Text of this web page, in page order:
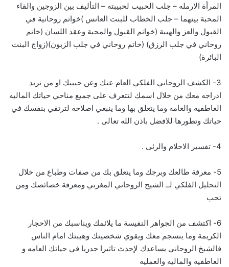
المرأة الارمله – جلب الحبيب لحبيبته – التأليف بين الزوجين والقاء
المحبة بينهما – جلب الخطاب للبنت العانس )خواتم روحانية في
القبول والعز والهيبة (خواتم القبول والمحبة وعقد اللسان (خاتم
روحاني في جلب الرزق) (خاتم روحاني في جلب الزبون)(زواج البنت
البائرة)
3- الكشف الروحاني الفلكي العام عنك وعن حبيبك او من تريد
ادراجه معك من خلال اسمك لتتعرف على جميع مناحي حياتك الماليه
العاطفيه والعامه وما يتعلق بها وما ينبغي اصلاحه لترتقي بنفسك في
حياتك وتطورها للافضل باذن الله تعالى .
4- تفسير الاحلام والرئى .
5- معرفة طالعك وبرجك وما يتعلق بك من صفات وطباع من خلال
التحليل الفلكي لــ الشيخ الروحاني المغربي ومعرفة خصائصك ومن
تحب
6- اكتشف من الجواهر النفيسة ما يلائمك ويناسبك من الاحجار
الكريمة وما ينسجم معك ويقوي شخصيتك وهيبتك امام الناس
فالشيخ الروحاني يساعدك لإحدث تاثيرا جدريا في حياتك العامه و
العاطفيه والماليه والعمليه